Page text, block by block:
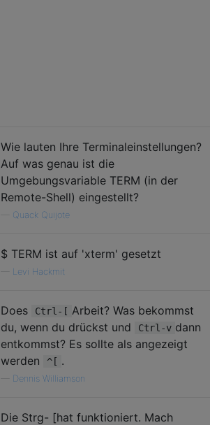
Wie lauten Ihre Terminaleinstellungen?
Auf was genau ist die
Umgebungsvariable TERM (in der
Remote-Shell) eingestellt?
Quack Quijote
$ TERM ist auf 'xterm' gesetzt
Levi Hackmit
Does Ctrl-[ Arbeit? Was bekommst
du, wenn du drückst und
Ctrl-v dann
entkommst? Es sollte als angezeigt
werden
^[ .
Dennis Williamson
Die Strg- [hat funktioniert. Mach